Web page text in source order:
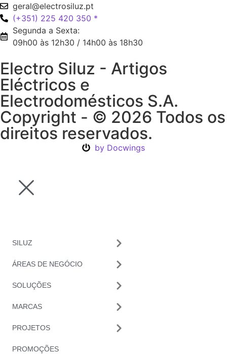
geral@electrosiluz.pt
(+351) 225 420 350 *
Segunda a Sexta:
09h00 às 12h30 / 14h00 às 18h30
Electro Siluz - Artigos
Eléctricos e
Electrodomésticos S.A.
Copyright - © 2026 Todos os
direitos reservados.
by Docwings
SILUZ
ÁREAS DE NEGÓCIO
SOLUÇÕES
MARCAS
PROJETOS
PROMOÇÕES